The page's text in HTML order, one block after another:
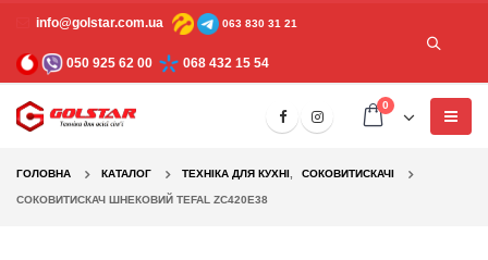
info@golstar.com.ua 063 830 31 21
050 925 62 00 068 432 15 54
0
ГОЛОВНА КАТАЛОГ TЕХНІКА ДЛЯ КУХНІ , СОКОВИТИСКАЧІ
СОКОВИТИСКАЧ ШНЕКОВИЙ TEFAL ZC420E38